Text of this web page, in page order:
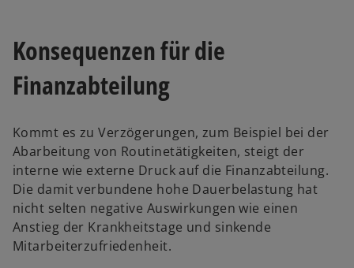
Konsequenzen für die
Finanzabteilung
Kommt es zu Verzögerungen, zum Beispiel bei der
Abarbeitung von Routinetätigkeiten, steigt der
interne wie externe Druck auf die Finanzabteilung.
Die damit verbundene hohe Dauerbelastung hat
nicht selten negative Auswirkungen wie einen
Anstieg der Krankheitstage und sinkende
Mitarbeiterzufriedenheit.